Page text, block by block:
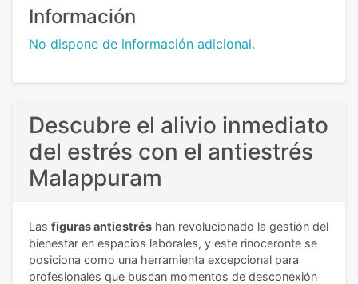
Información
No dispone de información adicional.
Descubre el alivio inmediato
del estrés con el antiestrés
Malappuram
Las figuras antiestrés han revolucionado la gestión del
bienestar en espacios laborales, y este rinoceronte se
posiciona como una herramienta excepcional para
profesionales que buscan momentos de desconexión